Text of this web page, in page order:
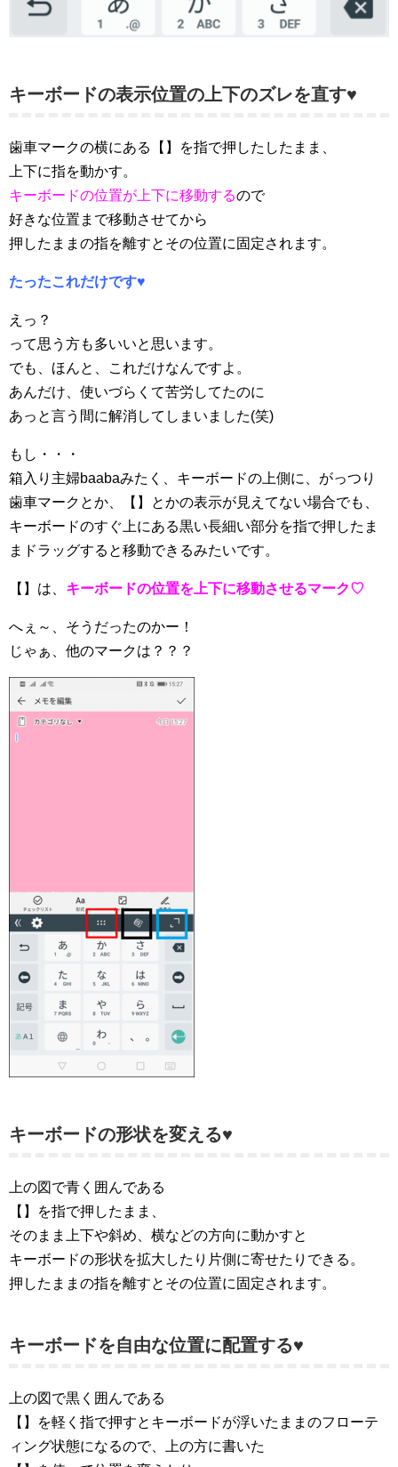
キーボードの表示位置の上下のズレを直す♥
歯車マークの横にある【 】を指で押したしたまま、
上下に指を動かす。
キーボードの位置が上下に移動するので
好きな位置まで移動させてから
押したままの指を離すとその位置に固定されます。
たったこれだけです♥
えっ？
って思う方も多いいと思います。
でも、ほんと、これだけなんですよ。
あんだけ、使いづらくて苦労してたのに
あっと言う間に解消してしまいました(笑)
もし・・・
箱入り主婦baabaみたく、キーボードの上側に、がっつり
歯車マークとか、【 】とかの表示が見えてない場合でも、
キーボードのすぐ上にある黒い長細い部分を指で押したま
まドラッグすると移動できるみたいです。
【 】 は、 キーボードの位置を上下に移動させるマーク♡
へぇ～、そうだったのかー！
じゃぁ、他のマークは？？？
キーボードの形状を変える♥
上の図で青く囲んである
【 】を指で押したまま、
そのまま上下や斜め、横などの方向に動かすと
キーボードの形状を拡大したり片側に寄せたりできる。
押したままの指を離すとその位置に固定されます。
キーボードを自由な位置に配置する♥
上の図で黒く囲んである
【 】を軽く指で押すとキーボードが浮いたままのフローテ
ィング状態になるので、上の方に書いた